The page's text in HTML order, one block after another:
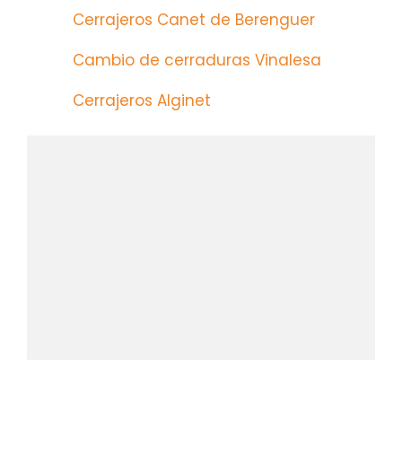
Cerrajeros Canet de Berenguer
Cambio de cerraduras Vinalesa
Cerrajeros Alginet